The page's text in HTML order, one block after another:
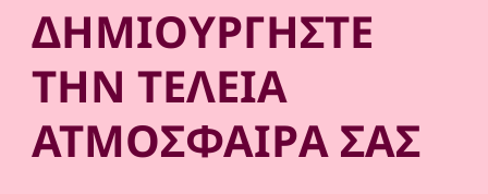
ΔΗΜΙΟΥΡΓΗΣΤΕ
ΤΗΝ ΤΕΛΕΙΑ
ΑΤΜΟΣΦΑΙΡΑ ΣΑΣ